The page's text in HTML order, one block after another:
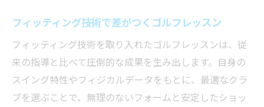
フィッティング技術で差がつくゴルフレッスン
フィッティング技術を取り入れたゴルフレッスンは、従
来の指導と比べて圧倒的な成果を生み出します。自身の
スイング特性やフィジカルデータをもとに、最適なクラ
ブを選ぶことで、無理のないフォームと安定したショッ